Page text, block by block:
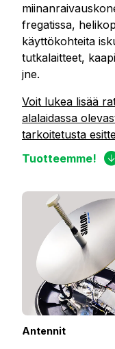
fregatissa,
käyttökohteita
tutkalaitteet,
jne.
Voit lukea lisää
alalaidassa
tarkoitetusta
Tuotteemme!
Antennit